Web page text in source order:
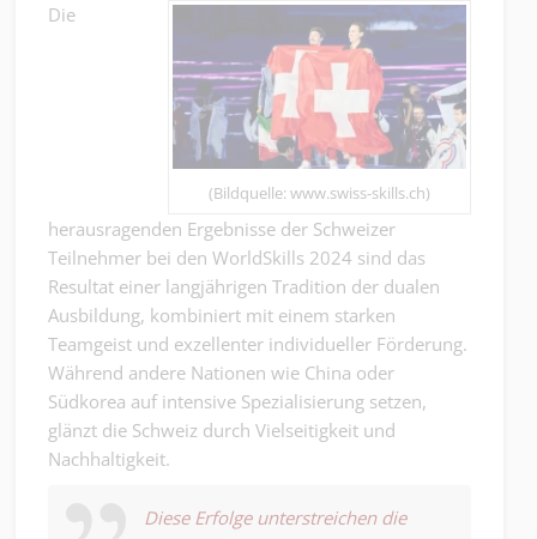
(Bildquelle: www.swiss-skills.ch)
Die
herausragenden Ergebnisse der Schweizer
Teilnehmer bei den WorldSkills 2024 sind das
Resultat einer langjährigen Tradition der dualen
Ausbildung, kombiniert mit einem starken
Teamgeist und exzellenter individueller Förderung.
Während andere Nationen wie China oder
Südkorea auf intensive Spezialisierung setzen,
glänzt die Schweiz durch Vielseitigkeit und
Nachhaltigkeit.
Diese Erfolge unterstreichen die